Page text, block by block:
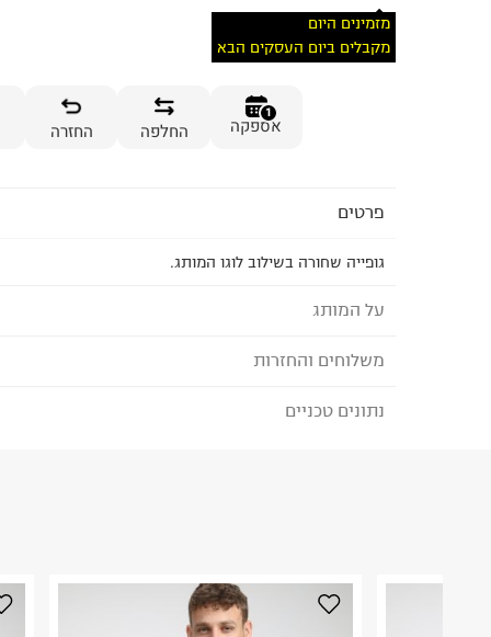
מזמינים היום
מקבלים ביום העסקים הבא
1
אספקה החלפה החזרה
פרטים
גופייה שחורה בשילוב לוגו המותג.
על המותג
QUIKSILVER - קוויק סילבר
משלוחים והחזרות
לבחירת בשיטת המשלוח המתאימה לכם,
לפני החזרת החבילה, חשוב להדביק את מדבקת
נתונים טכניים